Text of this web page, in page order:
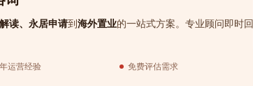
读、永居申请到海外置业的一站式方案。专业顾问即时回
运营经验 免费评估需求